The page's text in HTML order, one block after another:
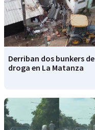
Derriban dos bunkers de
droga en La Matanza